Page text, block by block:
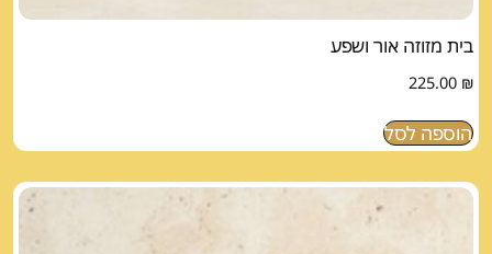
בית מזוזה אור ושפע
225.00 ₪
הוספה לסל